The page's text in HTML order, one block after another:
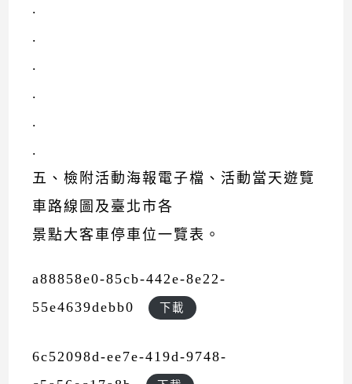
.
.
.
.
.
.
五、檢附活動海報電子檔、活動當天遊覽
車路線圖及臺北市各
景點大客車停車位一覽表。
a88858e0-85cb-442e-8e22-
55e4639debb0
下載
6c52098d-ee7e-419d-9748-